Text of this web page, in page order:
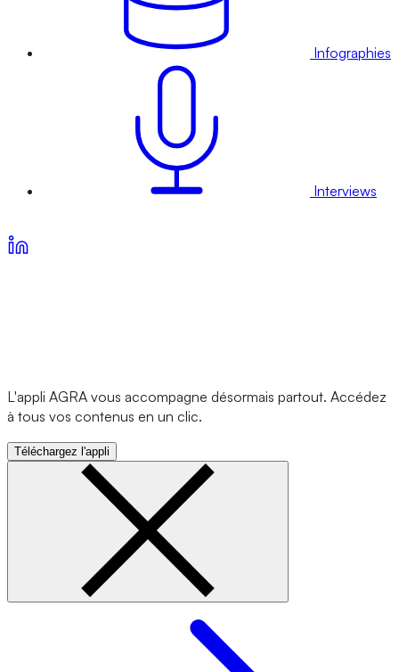
Infographies
Interviews
L'appli AGRA vous accompagne désormais partout. Accédez
à tous vos contenus en un clic.
Téléchargez l'appli